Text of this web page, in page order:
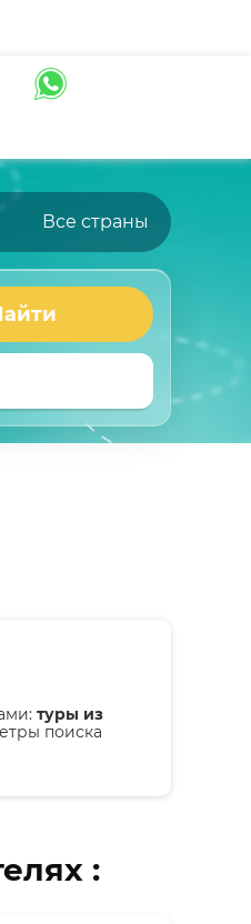
Все страны
туры из
поиска
: